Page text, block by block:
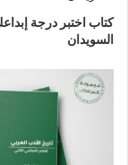
كتاب اختبر درجة
السويدان